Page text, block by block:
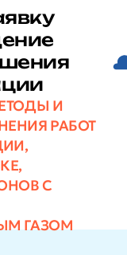
И
РАБОТ
С
ГАЗОМ